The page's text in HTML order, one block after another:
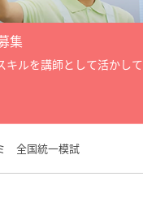
集
キルを講師として活かして
全国統一模試